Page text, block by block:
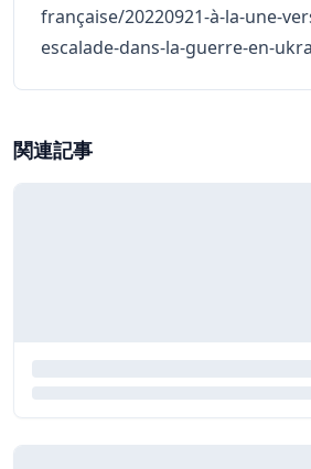
française/20220921-à-la-une-
escalade-dans-la-guerre-en-
関連記事